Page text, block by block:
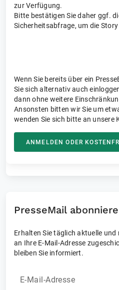
zur Verfügung.
Bitte bestätigen Sie daher ggf.
Sicherheitsabfrage, um die
Wenn Sie bereits über ein
Sie sich alternativ auch
dann ohne weitere
Ansonsten bitten wir Sie um
wenden Sie sich bitte an unsere
ANMELDEN ODER
PresseMail
Erhalten Sie täglich aktuelle
an Ihre E-Mail-Adresse
bleiben Sie informiert.
E-Mail-Adresse